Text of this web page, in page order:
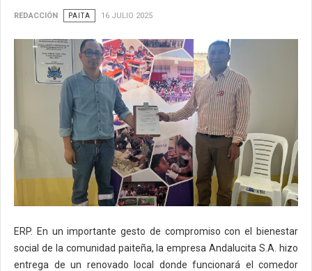
REDACCIÓN PAITA 16 JULIO 2025
ERP. En un importante gesto de compromiso con el bienestar
social de la comunidad paiteña, la empresa Andalucita S.A. hizo
entrega de un renovado local donde funcionará el comedor